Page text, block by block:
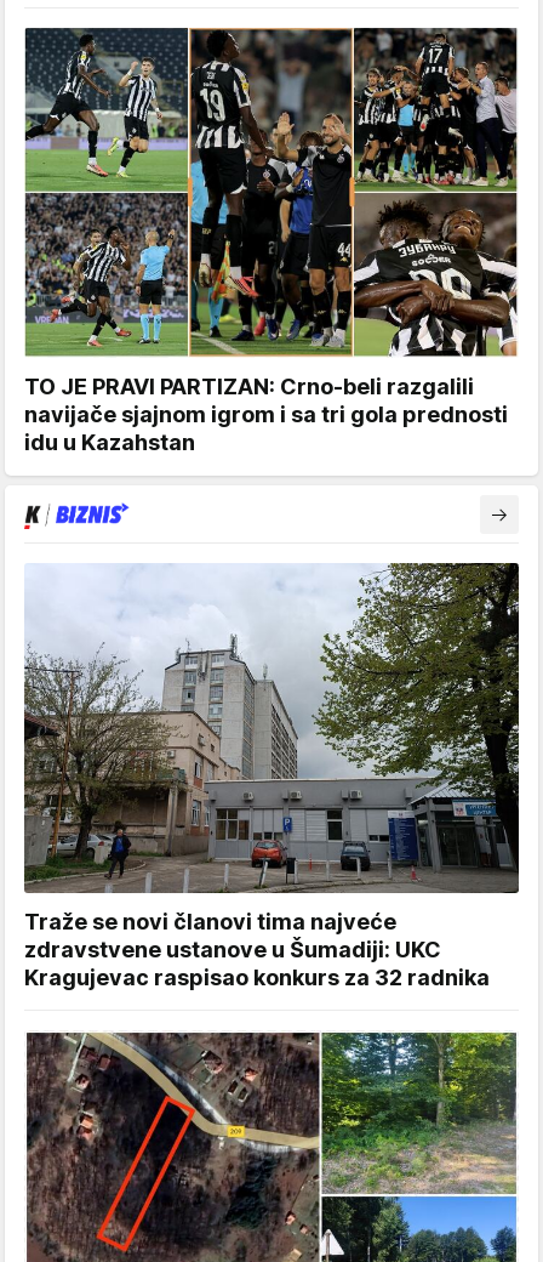
TO JE PRAVI PARTIZAN: Crno-beli razgalili
navijače sjajnom igrom i sa tri gola prednosti
idu u Kazahstan
Traže se novi članovi tima najveće
zdravstvene ustanove u Šumadiji: UKC
Kragujevac raspisao konkurs za 32 radnika